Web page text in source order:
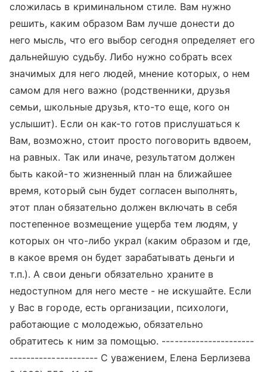
сложилась в криминальном стиле. Вам нужно
решить, каким образом Вам лучше донести до
него мысль, что его выбор сегодня определяет его
дальнейшую судьбу. Либо нужно собрать всех
значимых для него людей, мнение которых, о нем
самом для него важно (родственники, друзья
семьи, школьные друзья, кто-то еще, кого он
услышит). Если он как-то готов прислушаться к
Вам, возможно, стоит просто поговорить вдвоем,
на равных. Так или иначе, результатом должен
быть какой-то жизненный план на ближайшее
время, который сын будет согласен выполнять,
этот план обязательно должен включать в себя
постепенное возмещение ущерба тем людям, у
которых он что-либо украл (каким образом и где,
в какое время он будет зарабатывать деньги и
т.п.). А свои деньги обязательно храните в
недоступном для него месте - не искушайте. Если
у Вас в городе, есть организации, психологи,
работающие с молодежью, обязательно
обратитесь к ним за помощью. ----------------------
--------------------- С уважением, Елена Берлизева